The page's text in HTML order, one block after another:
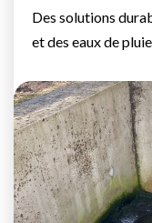
Des solutions
et des eaux de